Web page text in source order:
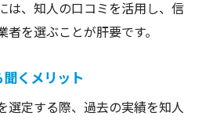
は、知人の口コミを活用し、信
を選ぶことが肝要です。
くメリット
選定する際、過去の実績を知人